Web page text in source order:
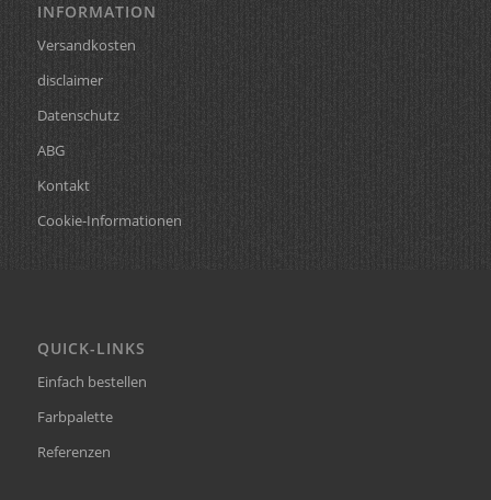
INFORMATION
Versandkosten
disclaimer
Datenschutz
ABG
Kontakt
Cookie-Informationen
QUICK-LINKS
Einfach bestellen
Farbpalette
Referenzen